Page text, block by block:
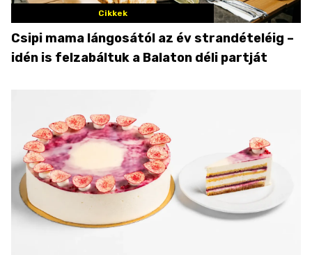
Cikkek
Csipi mama lángosától az év strandételéig –
idén is felzabáltuk a Balaton déli partját